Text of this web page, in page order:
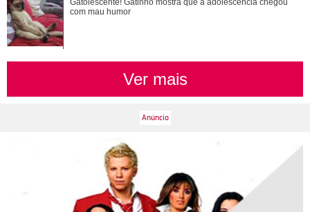
na carreira de Ariana Grande
com mau humor
Ver mais